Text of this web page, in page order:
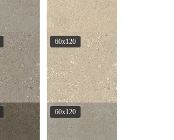
60x120
60x120